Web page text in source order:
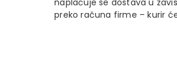
naplaćuje se dostava u
preko računa firme – kurir